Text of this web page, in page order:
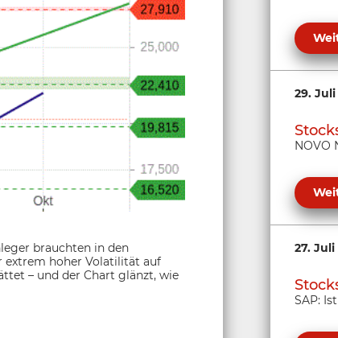
brauchten in den
extrem hoher Volatilität auf
– und der Chart glänzt, wie
29. Juli
NOVO
27. Juli
SAP: